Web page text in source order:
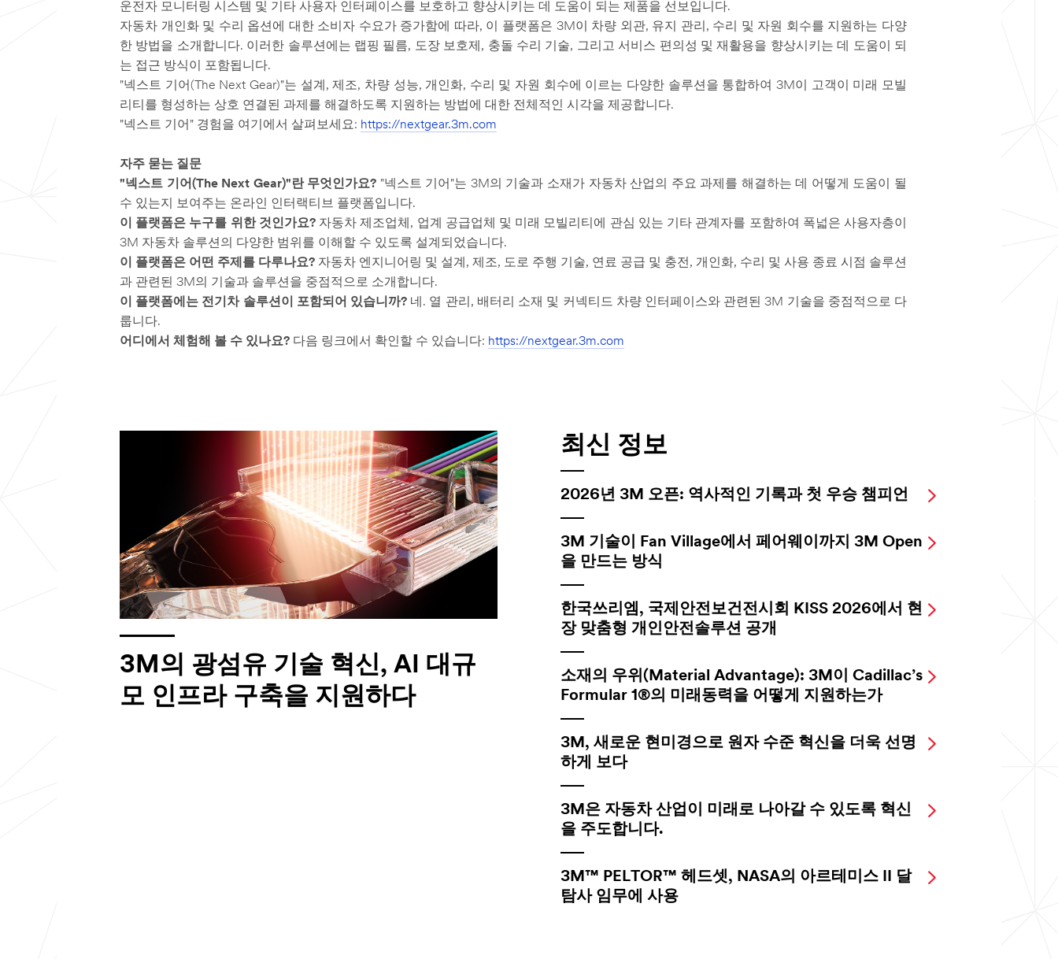
운전자 모니터링 시스템 및 기타 사용자 인터페이스를 보호하고 향상시키는 데 도움이 되는 제품을 선보입니다.
자동차 개인화 및 수리 옵션에 대한 소비자 수요가 증가함에 따라, 이 플랫폼은 3M이 차량 외관, 유지 관리, 수리 및 자원 회수를 지원하는 다양
한 방법을 소개합니다. 이러한 솔루션에는 랩핑 필름, 도장 보호제, 충돌 수리 기술, 그리고 서비스 편의성 및 재활용을 향상시키는 데 도움이 되
는 접근 방식이 포함됩니다.
"넥스트 기어(The Next Gear)"는 설계, 제조, 차량 성능, 개인화, 수리 및 자원 회수에 이르는 다양한 솔루션을 통합하여 3M이 고객이 미래 모빌
리티를 형성하는 상호 연결된 과제를 해결하도록 지원하는 방법에 대한 전체적인 시각을 제공합니다.
"넥스트 기어" 경험을 여기에서 살펴보세요: https://nextgear.3m.com
자주 묻는 질문
"넥스트 기어(The Next Gear)"란 무엇인가요? "넥스트 기어"는 3M의 기술과 소재가 자동차 산업의 주요 과제를 해결하는 데 어떻게 도움이 될
수 있는지 보여주는 온라인 인터랙티브 플랫폼입니다.
이 플랫폼은 누구를 위한 것인가요?자동차 제조업체, 업계 공급업체 및 미래 모빌리티에 관심 있는 기타 관계자를 포함하여 폭넓은 사용자층이
3M 자동차 솔루션의 다양한 범위를 이해할 수 있도록 설계되었습니다.
이 플랫폼은 어떤 주제를 다루나요? 자동차 엔지니어링 및 설계, 제조, 도로 주행 기술, 연료 공급 및 충전, 개인화, 수리 및 사용 종료 시점 솔루션
과 관련된 3M의 기술과 솔루션을 중점적으로 소개합니다.
이 플랫폼에는 전기차 솔루션이 포함되어 있습니까? 네. 열 관리, 배터리 소재 및 커넥티드 차량 인터페이스와 관련된 3M 기술을 중점적으로 다
룹니다.
어디에서 체험해 볼 수 있나요? 다음 링크에서 확인할 수 있습니다: https://nextgear.3m.com
3M의 광섬유 기술 혁신, AI 대규
모 인프라 구축을 지원하다
최신 정보
2026년 3M 오픈: 역사적인 기록과 첫 우승 챔피언
3M 기술이 Fan Village에서 페어웨이까지 3M Open
을 만드는 방식
한국쓰리엠, 국제안전보건전시회 KISS 2026에서 현
장 맞춤형 개인안전솔루션 공개
소재의 우위(Material Advantage): 3M이 Cadillac’s
Formular 1®의 미래동력을 어떻게 지원하는가
3M, 새로운 현미경으로 원자 수준 혁신을 더욱 선명
하게 보다
3M은 자동차 산업이 미래로 나아갈 수 있도록 혁신
을 주도합니다.
3M™ PELTOR™ 헤드셋, NASA의 아르테미스 II 달
탐사 임무에 사용